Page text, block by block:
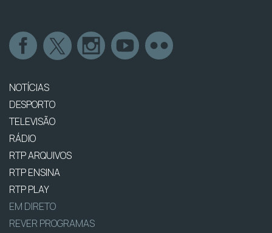
NOTÍCIAS
DESPORTO
TELEVISÃO
RÁDIO
RTP ARQUIVOS
RTP ENSINA
RTP PLAY
EM DIRETO
REVER PROGRAMAS